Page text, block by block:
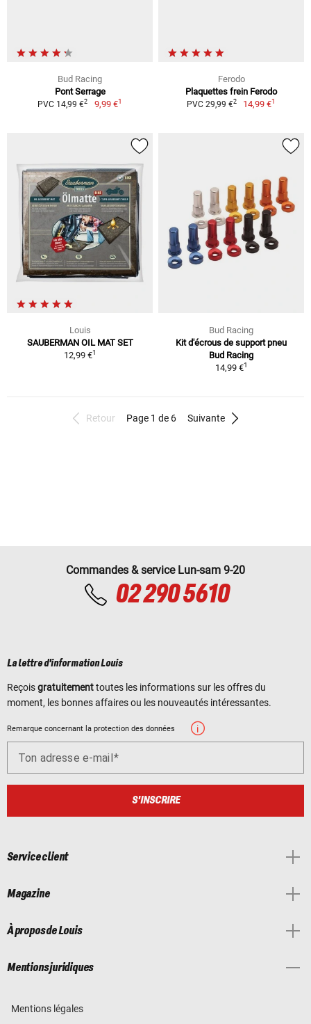
Bud Racing
Pont Serrage
PVC 14,99 €2 9,99 €1
Ferodo
Plaquettes frein Ferodo
PVC 29,99 €2 14,99 €1
Louis
SAUBERMAN OIL MAT SET
12,99 €1
Bud Racing
Kit d'écrous de support pneu
Bud Racing
14,99 €1
Retour Page 1 de 6 Suivante
Commandes & service Lun-sam 9-20
02 290 5610
La lettre d'information Louis
Reçoisgratuitementtoutes les informations sur les offres du
moment, les bonnes affaires ou les nouveautés intéressantes.
Remarque concernant la protection des données
Ton adresse e-mail
S'INSCRIRE
Service client
Magazine
À propos de Louis
Mentions juridiques
Mentions légales